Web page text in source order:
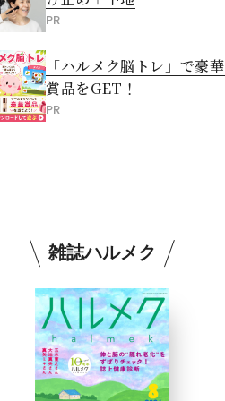
PR
「ハルメク脳トレ」で豪華
賞品をGET！
PR
雑誌ハルメク